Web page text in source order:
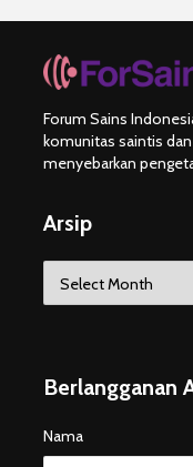
Forum Sains
komunitas saintis
menyebarkan
Arsip
Berlangganan
Nama